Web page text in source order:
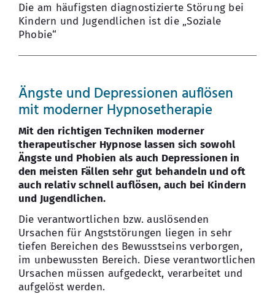
Die am häufigsten diagnostizierte Störung bei
Kindern und Jugendlichen ist die „Soziale
Phobie“
Ängste und Depressionen auflösen
mit moderner Hypnosetherapie
Mit den richtigen Techniken moderner
therapeutischer Hypnose lassen sich sowohl
Ängste und Phobien als auch Depressionen in
den meisten Fällen sehr gut behandeln und oft
auch relativ schnell auflösen, auch bei Kindern
und Jugendlichen.
Die verantwortlichen bzw. auslösenden
Ursachen für Angststörungen liegen in sehr
tiefen Bereichen des Bewusstseins verborgen,
im unbewussten Bereich. Diese verantwortlichen
Ursachen müssen aufgedeckt, verarbeitet und
aufgelöst werden.